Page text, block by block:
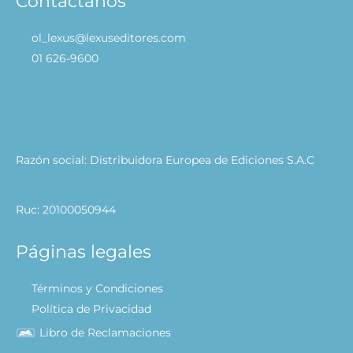
ol_lexus@lexuseditores.com
01 626-9600
Razón social: Distribuidora Europea de Ediciones S.A.C
Ruc: 20100050944
Páginas legales
Términos y Condiciones
Política de Privacidad
Libro de Reclamaciones